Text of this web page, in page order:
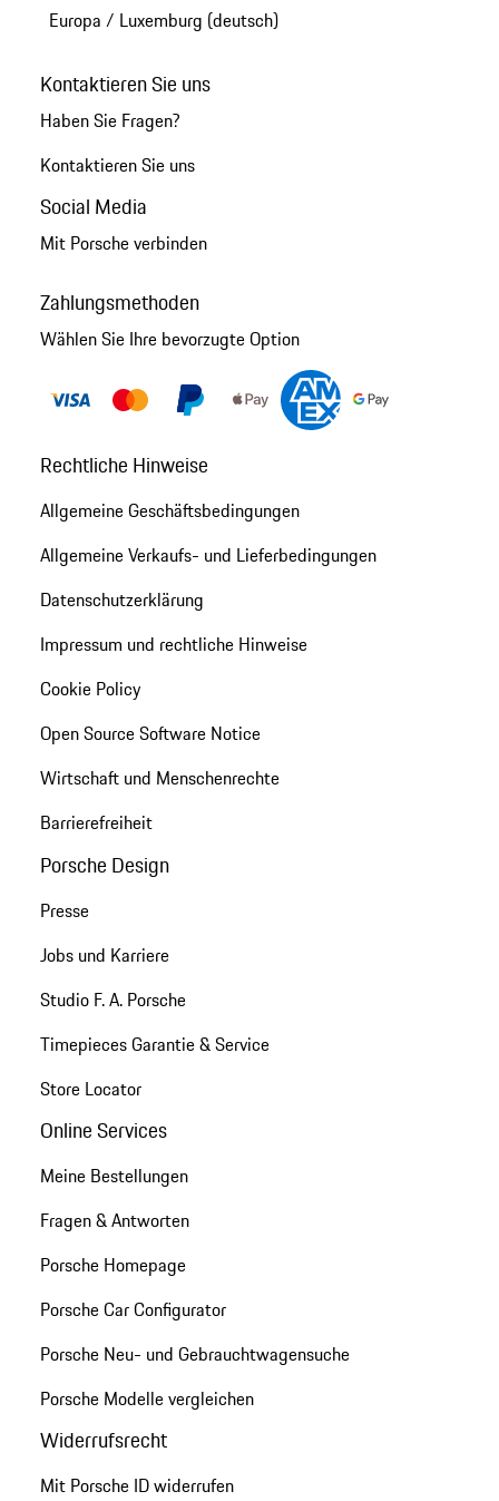
Europa / Luxemburg (deutsch)
Kontaktieren Sie uns
Haben Sie Fragen?
Kontaktieren Sie uns
Social Media
Mit Porsche verbinden
Zahlungsmethoden
Wählen Sie Ihre bevorzugte Option
Rechtliche Hinweise
Allgemeine Geschäftsbedingungen
Allgemeine Verkaufs- und Lieferbedingungen
Datenschutzerklärung
Impressum und rechtliche Hinweise
Cookie Policy
Open Source Software Notice
Wirtschaft und Menschenrechte
Barrierefreiheit
Porsche Design
Presse
Jobs und Karriere
Studio F. A. Porsche
Timepieces Garantie & Service
Store Locator
Online Services
Meine Bestellungen
Fragen & Antworten
Porsche Homepage
Porsche Car Configurator
Porsche Neu- und Gebrauchtwagensuche
Porsche Modelle vergleichen
Widerrufsrecht
Mit Porsche ID widerrufen